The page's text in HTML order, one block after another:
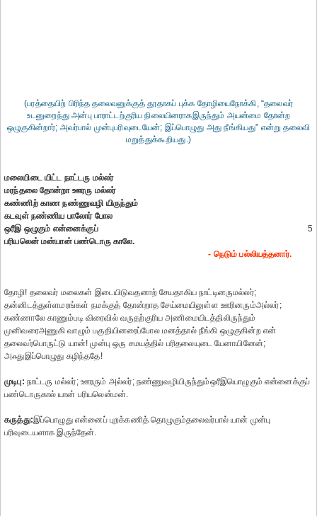
(பரத்தையிற் பிரிந்த தலைவனுக்குத் தூதாகப் புக்க தோழியைநோக்கி, “தலைவர்
உடனுறைந்து அன்பு பாராட்டற்குரிய நிலையினராகஇருந்தும் அயன்மை தோன்ற
ஒழுகுகின்றார்; அவர்பால் முன்புபரிவுடையேன்; இப்பொழுது அது நீங்கியது” என்று தலைவி
மறுத்துக்கூறியது.)
மலையிடை யிட்ட நாட்டரு மல்லர்
மரந்தலை தோன்றா ஊரரு மல்லர்
கண்ணிற் காண நண்ணுவழி யிருந்தும்
கடவுள் நண்ணிய பாலோர் போல
ஒரீஇ ஒழுகும் என்னைக்குப்
5
பரியலென் மன்யான் பண்டொரு காலே.
- நெடும் பல்லியத்தனார்.
தோழி! தலைவர் மலைகள் இடையிடுவதனாற் சேயதாகிய நாட்டினருமல்லர்;
தன்னிடத்துள்ளமரங்கள் நமக்குத் தோன்றாத சேய்மையிலுள்ள ஊரினரும்அல்லர்;
கண்ணாலே காணும்படி விரைவில் வருதற்குரிய அணிமையிடத்திலிருந்தும்
முனிவரைஅணுகி வாழும் பகுதியினரைப்போல மனத்தால் நீங்கி ஒழுகுகின்ற என்
தலைவர்பொருட்டு யான்! முன்பு ஒரு சமயத்தில் பரிதலையுடை யேனாயினேன்;
அஃதுஇப்பொழுது கழிந்ததே!
முடிபு: நாட்டரு மல்லர்; ஊரரும் அல்லர்; நண்ணுவழியிருந்தும்ஒரீஇயொழுகும் என்னைக்குப்
பண்டொருகால் யான் பரியலென்மன்.
கருத்து:இப்பொழுது என்னைப் புறக்கணித் தொழுகும்தலைவர்பால் யான் முன்பு
பரிவுடையளாக இருந்தேன்.